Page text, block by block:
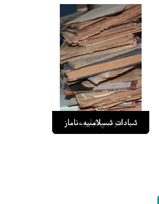
رەسىملىك جۇغراپىيە
مۇنتەزەم قىرائەت
ئەرەبىييات
ئەرەبىي ئېلىپبە
ئىبادات ئىسلامىيە-ناماز